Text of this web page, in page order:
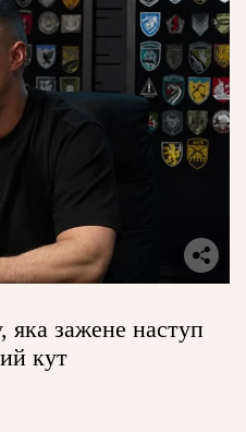
яка зажене наступ
кут